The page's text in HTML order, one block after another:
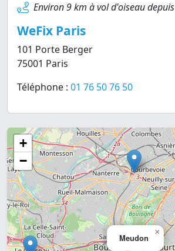
Environ 9 km à vol d'oiseau
WeFix Paris
101 Porte Berger
75001 Paris
Téléphone : 01 76 50 76 50
Meudon
×
+
−